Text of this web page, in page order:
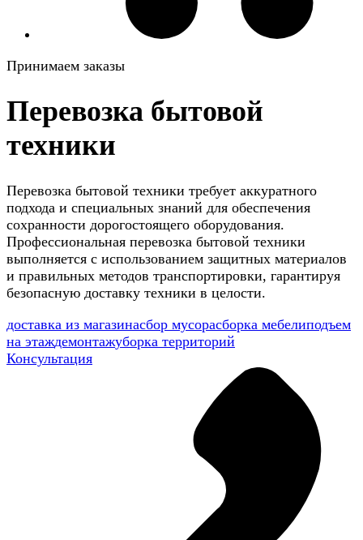
Принимаем заказы
Перевозка бытовой
техники
Перевозка бытовой техники требует аккуратного
подхода и специальных знаний для обеспечения
сохранности дорогостоящего оборудования.
Профессиональная перевозка бытовой техники
выполняется с использованием защитных материалов
и правильных методов транспортировки, гарантируя
безопасную доставку техники в целости.
доставка из магазинасбор мусорасборка мебелиподъем
на этаждемонтажуборка территорий
Консультация